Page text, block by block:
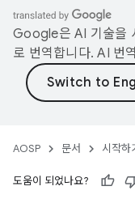
Google은 AI 기술을
로 번역합니다. AI 번
AOSP 문서 시작하
도움이 되었나요?